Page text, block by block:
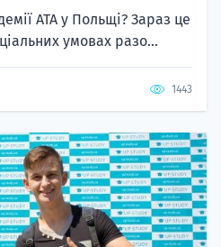
ATA у Польщі? Зараз це
умовах разо...
1443